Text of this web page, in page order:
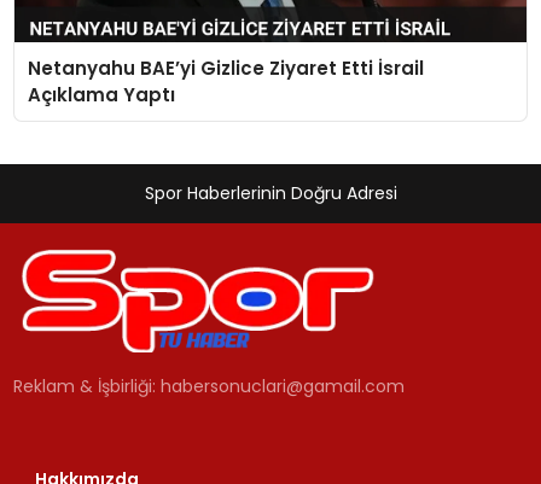
Netanyahu BAE’yi Gizlice Ziyaret Etti İsrail
Açıklama Yaptı
Spor Haberlerinin Doğru Adresi
Reklam & İşbirliği:habersonuclari@gamail.com
Hakkımızda